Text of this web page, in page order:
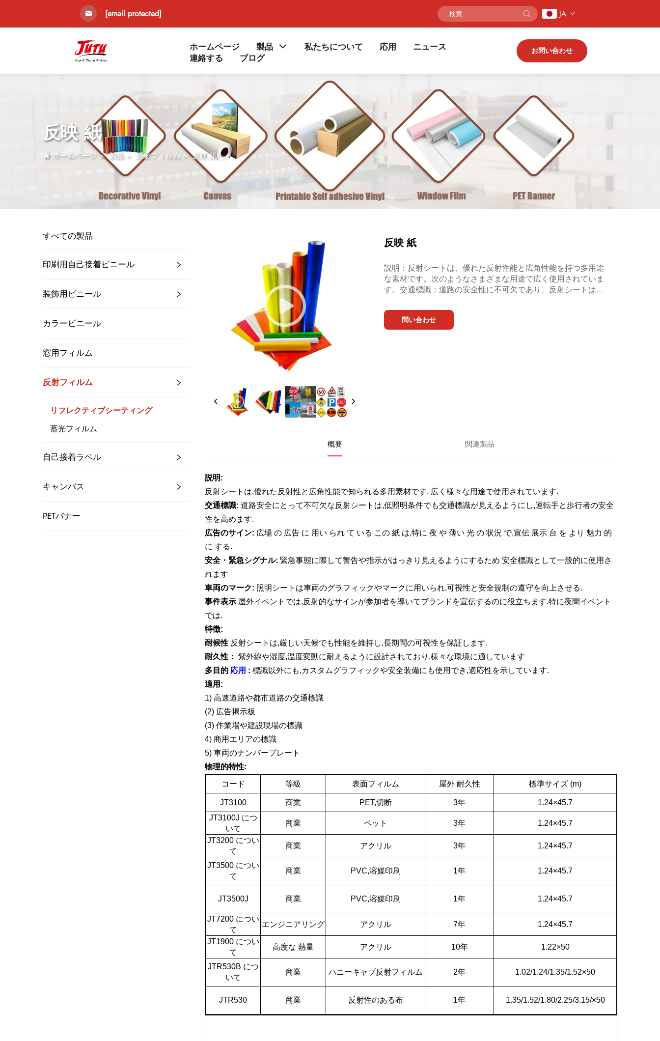
[email protected] JA
ホームページ 製品 私たちについて 応用
ニュース
連絡する
ブログ
お問い合わせ
反映 紙
ホームページ>製品>反射フィルム>反映 紙
すべての製品
印刷用自己接着ビニール
装飾用ビニール
カラービニール
窓用フィルム
反射フィルム
リフレクティブシーティング
蓄光フィルム
自己接着ラベル
キャンバス
PETバナー
反映 紙
説明：反射シートは、優れた反射性能と広角性能を持つ多用途
な素材です。次のようなさまざまな用途で広く使用されていま
す。交通標識：道路の安全性に不可欠であり、反射シートは...
問い合わせ
概要 関連製品
説明:
反射シートは,優れた反射性と広角性能で知られる多用素材です. 広く様々な用途で使用されています.
交通標識: 道路安全にとって不可欠な反射シートは,低照明条件でも交通標識が見えるようにし,運転手と歩行者の安全
性を高めます.
広告のサイン: 広場 の 広告 に 用い られ て いる この 紙 は,特に 夜 や 薄い 光 の 状況 で,宣伝 展示 台 を より 魅力 的
に する.
安全・緊急シグナル: 緊急事態に際して警告や指示がはっきり見えるようにするため 安全標識として一般的に使用さ
れます
車両のマーク: 照明シートは車両のグラフィックやマークに用いられ,可視性と安全規制の遵守を向上させる.
事件表示 屋外イベントでは,反射的なサインが参加者を導いてブランドを宣伝するのに役立ちます.特に夜間イベント
では.
特徴:
耐候性 反射シートは,厳しい天候でも性能を維持し,長期間の可視性を保証します.
耐久性： 紫外線や湿度,温度変動に耐えるように設計されており,様々な環境に適しています
多目的 応用 : 標識以外にも,カスタムグラフィックや安全装備にも使用でき,適応性を示しています.
適用:
1) 高速道路や都市道路の交通標識
(2) 広告掲示板
(3) 作業場や建設現場の標識
4) 商用エリアの標識
5) 車両のナンバープレート
物理的特性:
コード 等級 表面フィルム 屋外 耐久性 標準サイズ (m)
JT3100 商業 PET,切断 3年
1.24×45.7
JT3100J につ
いて
商業 ペット 3年 1.24×45.7
JT3200 につい
て
商業 アクリル 3年 1.24×45.7
JT3500 につい
て
商業 PVC,溶媒印刷 1年 1.24×45.7
JT3500J 商業 PVC,溶媒印刷 1年 1.24×45.7
JT7200 につい
て
エンジニアリング アクリル 7年 1.24×45.7
JT1900 につい
て
高度な 熱量 アクリル 10年 1.22×50
JTR530B につ
いて
商業 ハニーキャブ反射フィルム 2年 1.02/1.24/1.35/1.52×50
JTR530 商業 反射性のある布 1年 1.35/1.52/1.80/2.25/3.15/×50